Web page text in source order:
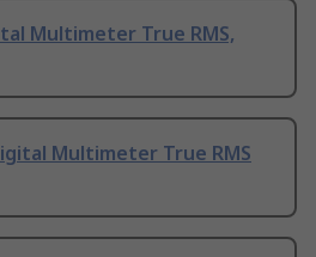
Multimeter True RMS,
Multimeter True RMS